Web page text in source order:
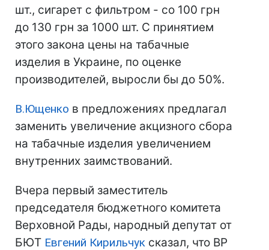
шт., сигарет с фильтром - со 100 грн
до 130 грн за 1000 шт. С принятием
этого закона цены на табачные
изделия в Украине, по оценке
производителей, выросли бы до 50%.
В.Ющенко в предложениях предлагал
заменить увеличение акцизного сбора
на табачные изделия увеличением
внутренних заимствований.
Вчера первый заместитель
председателя бюджетного комитета
Верховной Рады, народный депутат от
БЮТ Евгений Кирильчук сказал, что ВР